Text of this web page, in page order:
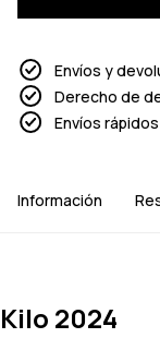
Envíos y
Derecho de
Envíos rápidos
Información
Kilo 2024